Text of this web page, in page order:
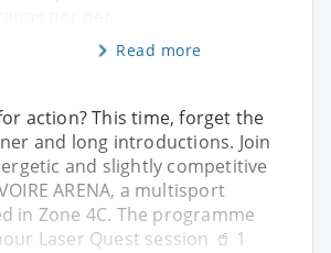
Read more
action? This time, forget the
and long introductions. Join
and slightly competitive
ARENA, a multisport
in Zone 4C. The programme
Laser Quest session 🥤 1